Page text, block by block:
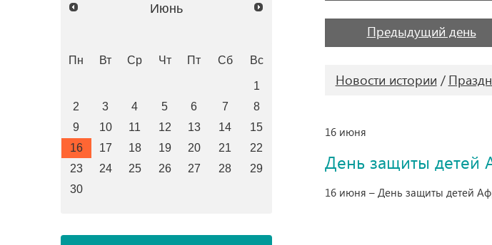
Июнь
Пн Вт Ср Чт Пт Сб Вс
1
2
3 4 5 6 7
8
9
10 11 12 13 14
15
16
17 18 19 20 21
22
23
24 25 26 27 28
29
30
Предыдущий день
Новости истории
16 июня
День защиты детей
16 июня – День защиты детей